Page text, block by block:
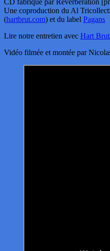
CD fabriqué par Reverberation
Une coproduction du Al
(hartbrut.com) et du label Pagans
Lire notre entretien avec Hart
Vidéo filmée et montée par